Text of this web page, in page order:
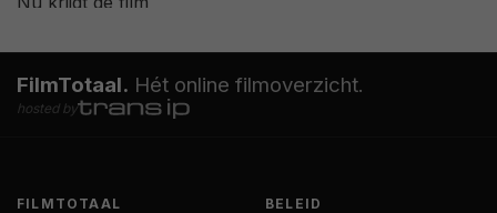
FilmTotaal. Hét online filmoverzicht.
hosted by
FILMTOTAAL BELEID